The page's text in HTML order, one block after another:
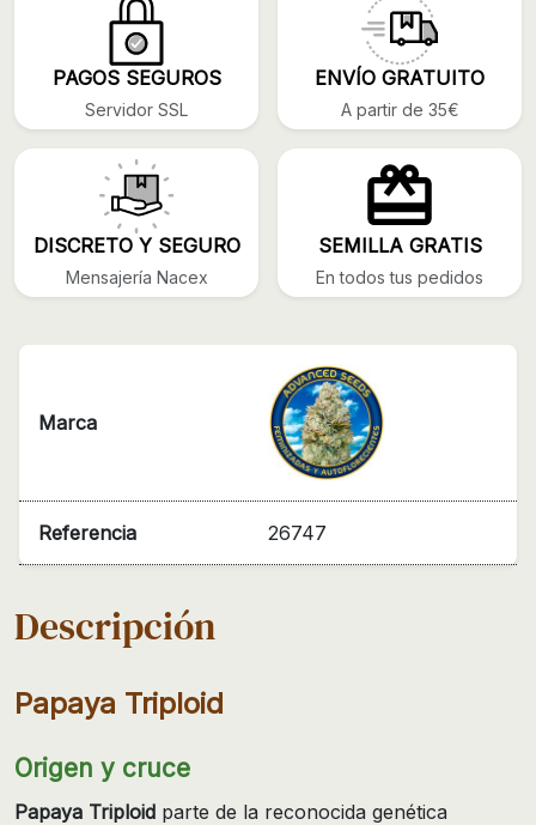
PAGOS SEGUROS
Servidor SSL
ENVÍO GRATUITO
A partir de 35€
DISCRETO Y SEGURO
Mensajería Nacex
SEMILLA GRATIS
En todos tus pedidos
Marca
Referencia 26747
Descripción
Papaya Triploid
Origen y cruce
Papaya Triploid parte de la reconocida genética